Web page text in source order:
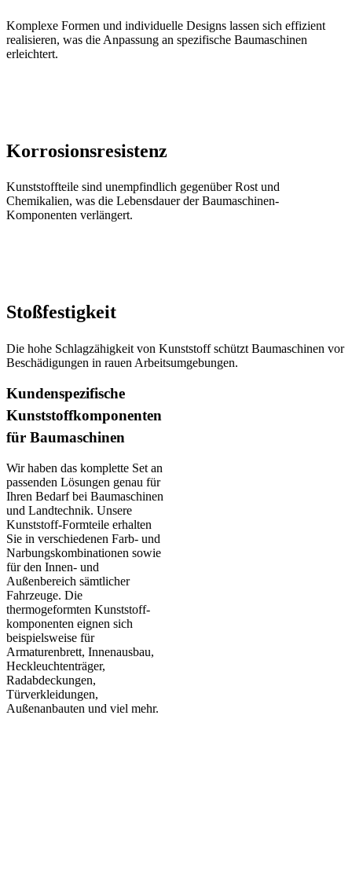
Komplexe Formen und individuelle Designs lassen sich effizient
realisieren, was die Anpassung an spezifische Baumaschinen
erleichtert.
Korrosionsresistenz
Kunststoffteile sind unempfindlich gegenüber Rost und
Chemikalien, was die Lebensdauer der Baumaschinen-
Komponenten verlängert.
Stoßfestigkeit
Die hohe Schlagzähigkeit von Kunststoff schützt Baumaschinen vor
Beschädigungen in rauen Arbeitsumgebungen.
Kundenspezifische
Kunststoff­komponenten
für Baumaschinen
Wir haben das komplette Set an
passenden Lösungen genau für
Ihren Bedarf bei Baumaschinen
und Landtechnik. Unsere
Kunststoff-Formteile erhalten
Sie in verschiedenen Farb- und
Narbungs­kombinationen sowie
für den Innen- und
Außenbereich sämtlicher
Fahrzeuge. Die
thermogeformten Kunststoff­
komponenten eignen sich
beispielsweise für
Armaturenbrett, Innenausbau,
Heckleuchten­träger,
Radabdeckungen,
Türverkleidungen,
Außenanbauten und viel mehr.